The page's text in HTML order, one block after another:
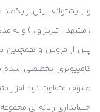
و با پشتوانه بیش از یکصد
، مشهد ، تبریز و …) و به
پس از فروش و همچنین
کامپیوتری تخصصی
صنوف متفاوت نرم افزار
حسابداری رایانه ای مجموعه